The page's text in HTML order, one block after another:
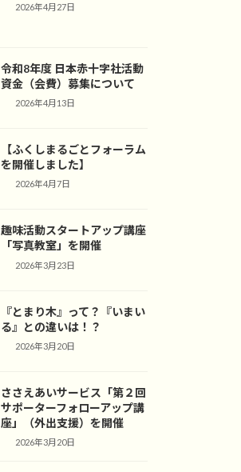
2026年4月27日
令和8年度 日本赤十字社活動
資金（会費）募集について
2026年4月13日
【ふくしまるごとフォーラム
を開催しました】
2026年4月7日
趣味活動スタートアップ講座
「写真教室」を開催
2026年3月23日
『とまり木』って？『いまい
る』との違いは！？
2026年3月20日
ささえあいサービス「第２回
サポーターフォローアップ講
座」（外出支援）を開催
2026年3月20日